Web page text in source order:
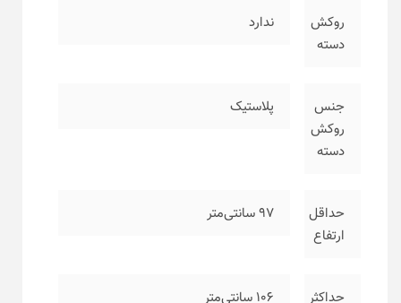
روکش
دسته
ندارد
جنس
روکش
دسته
پلاستیک
حداقل
ارتفاع
۹۷ سانتی‌متر
حداکثر ۱۰۶ سانتی‌متر